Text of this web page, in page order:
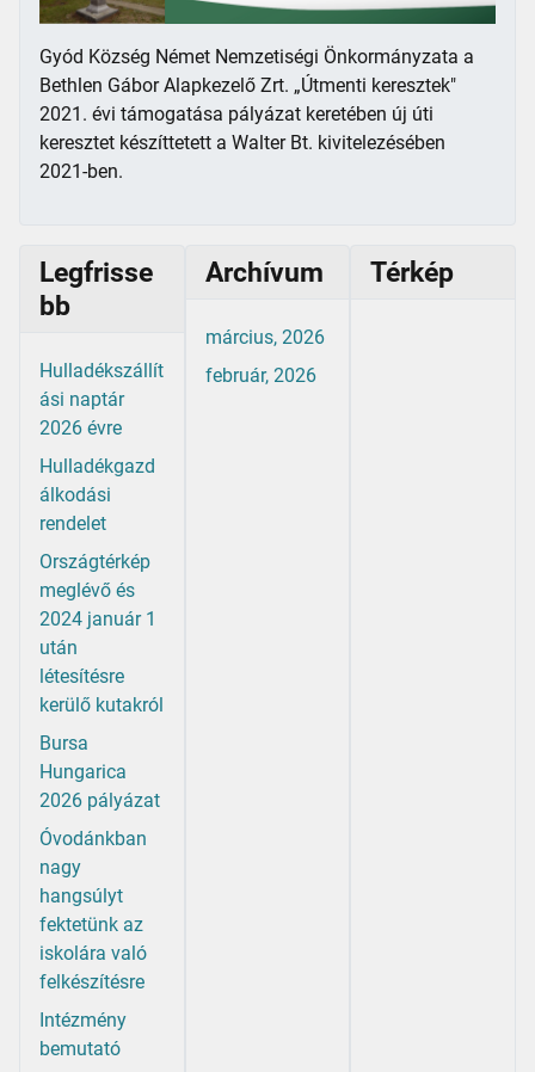
Gyód Község Német Nemzetiségi Önkormányzata a
Bethlen Gábor Alapkezelő Zrt. „Útmenti keresztek"
2021. évi támogatása pályázat keretében új úti
keresztet készíttetett a Walter Bt. kivitelezésében
2021-ben.
Legfrisse
bb
Hulladékszállít
ási naptár
2026 évre
Hulladékgazd
álkodási
rendelet
Országtérkép
meglévő és
2024 január 1
után
létesítésre
kerülő kutakról
Bursa
Hungarica
2026 pályázat
Óvodánkban
nagy
hangsúlyt
fektetünk az
iskolára való
felkészítésre
Intézmény
bemutató
Archívum
március, 2026
február, 2026
Térkép